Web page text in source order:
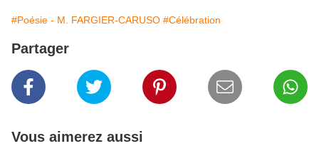
#Poésie - M. FARGIER-CARUSO #Célébration
Partager
Vous aimerez aussi